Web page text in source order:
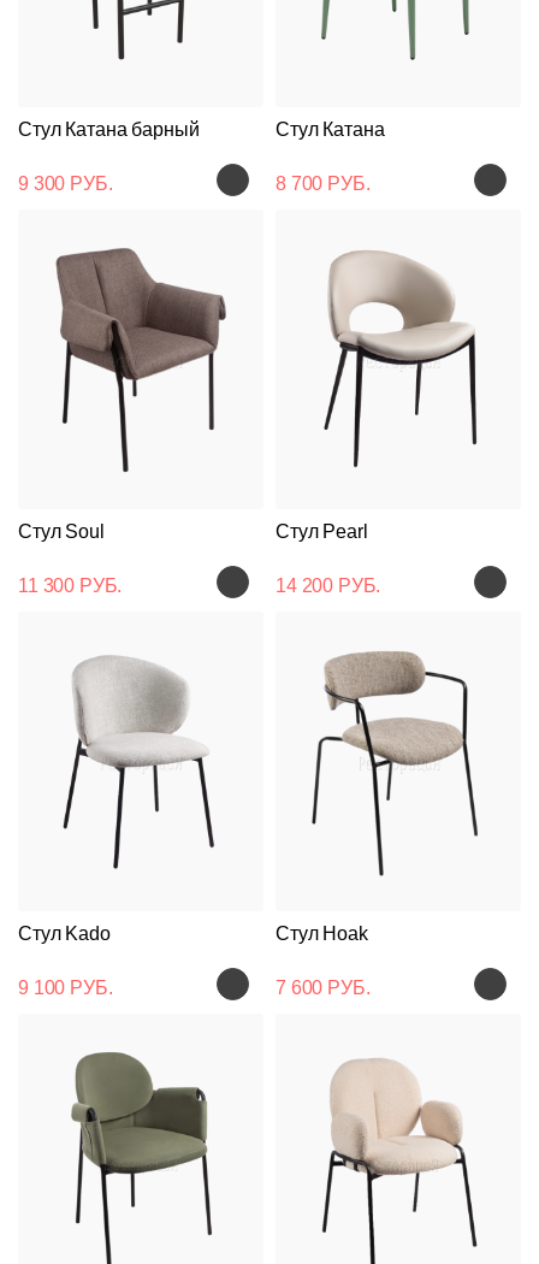
Стул Катана барный
9 300 РУБ.
Стул Катана
8 700 РУБ.
Стул Soul
11 300 РУБ.
Стул Pearl
14 200 РУБ.
Стул Kado
9 100 РУБ.
Стул Hoak
7 600 РУБ.